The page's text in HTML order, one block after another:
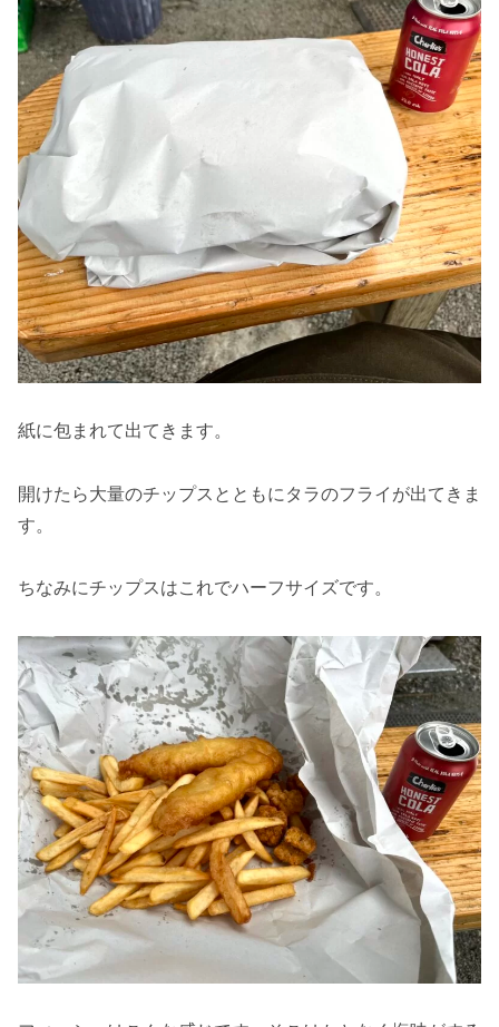
紙に包まれて出てきます。
開けたら大量のチップスとともにタラのフライが出てきま
す。
ちなみにチップスはこれでハーフサイズです。